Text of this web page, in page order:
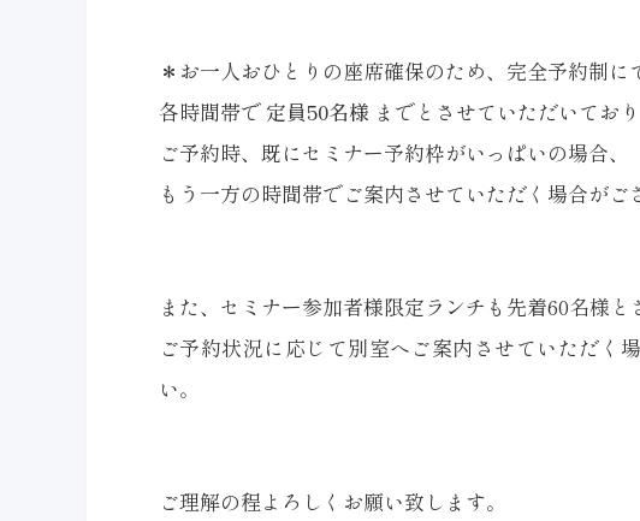
＊お一人おひとりの座席確保のため、完全予約制に
各時間帯で 定員50名様 までとさせていただいており
ご予約時、既にセミナー予約枠がいっぱいの場合、
もう一方の時間帯でご案内させていただく場合がご
また、セミナー参加者様限定ランチも先着60名様と
ご予約状況に応じて別室へご案内させていただく
い。
ご理解の程よろしくお願い致します。